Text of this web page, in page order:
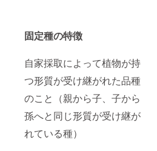
固定種の特徴
自家採取によって植物が持
つ形質が受け継がれた品種
のこと（親から子、子から
孫へと同じ形質が受け継が
れている種）